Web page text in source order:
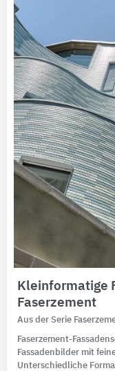
Kleinformatige
Faserzement
Aus der Serie
Faserzement-
Fassadenbilder mit
Unterschiedliche